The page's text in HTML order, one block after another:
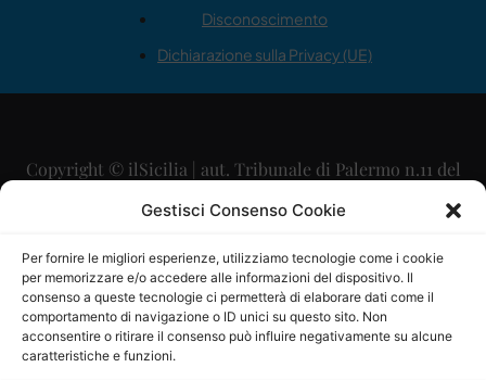
Gestisci Consenso Cookie
Per fornire le migliori esperienze, utilizziamo tecnologie come i cookie
per memorizzare e/o accedere alle informazioni del dispositivo. Il
consenso a queste tecnologie ci permetterà di elaborare dati come il
comportamento di navigazione o ID unici su questo sito. Non
acconsentire o ritirare il consenso può influire negativamente su alcune
caratteristiche e funzioni.
Disconoscimento
Dichiarazione sulla Privacy (UE)
Copyright © ilSicilia | aut. Tribunale di Palermo n.11 del
29/09/2015
Direttore Editoriale: Maurizio Scaglione
Direttore Responsabile: Maria Calabrese